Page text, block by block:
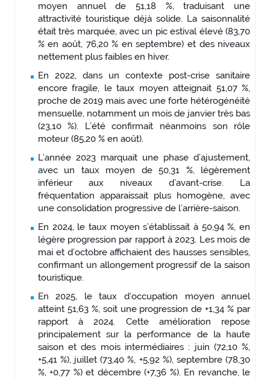
moyen annuel de 51,18 %, traduisant une
attractivité touristique déjà solide. La saisonnalité
était très marquée, avec un pic estival élevé (83,70
% en août, 76,20 % en septembre) et des niveaux
nettement plus faibles en hiver.
En 2022, dans un contexte post-crise sanitaire
encore fragile, le taux moyen atteignait 51,07 %,
proche de 2019 mais avec une forte hétérogénéité
mensuelle, notamment un mois de janvier très bas
(23,10 %). L’été confirmait néanmoins son rôle
moteur (85,20 % en août).
L’année 2023 marquait une phase d’ajustement,
avec un taux moyen de 50,31 %, légèrement
inférieur aux niveaux d’avant-crise. La
fréquentation apparaissait plus homogène, avec
une consolidation progressive de l’arrière-saison.
En 2024, le taux moyen s’établissait à 50,94 %, en
légère progression par rapport à 2023. Les mois de
mai et d’octobre affichaient des hausses sensibles,
confirmant un allongement progressif de la saison
touristique.
En 2025, le taux d’occupation moyen annuel
atteint 51,63 %, soit une progression de +1,34 % par
rapport à 2024. Cette amélioration repose
principalement sur la performance de la haute
saison et des mois intermédiaires : juin (72,10 %,
+5,41 %), juillet (73,40 %, +5,92 %), septembre (78,30
%, +0,77 %) et décembre (+7,36 %). En revanche, le